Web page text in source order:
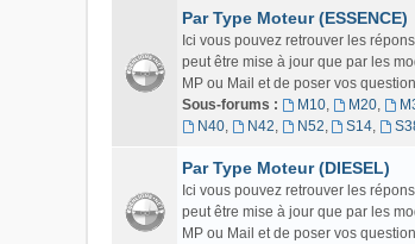
Par Type Moteur (ESSENCE)
Ici vous pouvez retrouver les
peut être mise à jour que par les
MP ou Mail et de poser vos
Sous-forums :
M10, M20,
N40, N42, N52, S14,
Par Type Moteur (DIESEL)
Ici vous pouvez retrouver les
peut être mise à jour que par les
MP ou Mail et de poser vos